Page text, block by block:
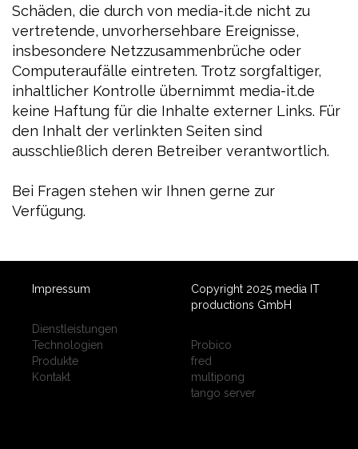
Schäden, die durch von media-it.de nicht zu
vertretende, unvorhersehbare Ereignisse,
insbesondere Netzzusammenbrüche oder
Computeraufälle eintreten. Trotz sorgfaltiger,
inhaltlicher Kontrolle übernimmt media-it.de
keine Haftung für die Inhalte externer Links. Für
den Inhalt der verlinkten Seiten sind
ausschließlich deren Betreiber verantwortlich.
Bei Fragen stehen wir Ihnen gerne zur
Verfügung.
Impressum
Dienstleistungen
Technologien
Produkte
Kontakt
Copyright 2025 media IT
productions GmbH
Probico
fred
multipong
tango server